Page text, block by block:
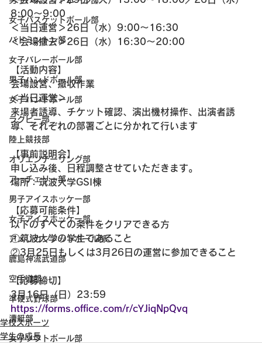
女子バスケットボール部
バドミントン部
女子バレーボール部
男子ハンドボール部
女子ハンドボール部
ラグビー部
陸上競技部
オリエンテーリング部
アーチェリー部
男子アイスホッケー部
女子アイスホッケー部
アメリカンフットボール部
鹿島神流武道部
空手道部
準硬式野球部
漕艇部
女子ソフトボール部
8:00〜9:00
＜当日運営＞26日（水）9:00〜16:30
＜会場撤去＞26日（水）16:30〜20:00
【活動内容】
会場設営、撤収作業
＜当日運営＞
来場者誘導、チケット確認、演出機材操作、出演者誘
導、それぞれの部署ごとに分かれて行います
【事前説明会】
申し込み後、日程調整させていただきます。
場所：筑波大学GSI棟
【応募可能条件】
以下のすべての条件をクリアできる方
①筑波大学の学生であること
②3月25日もしくは3月26日の運営に参加できること
【応募締切】
3月16日（日）23:59
https://forms.office.com/r/cYJiqNpQvq
学校スポーツ
学生の成長